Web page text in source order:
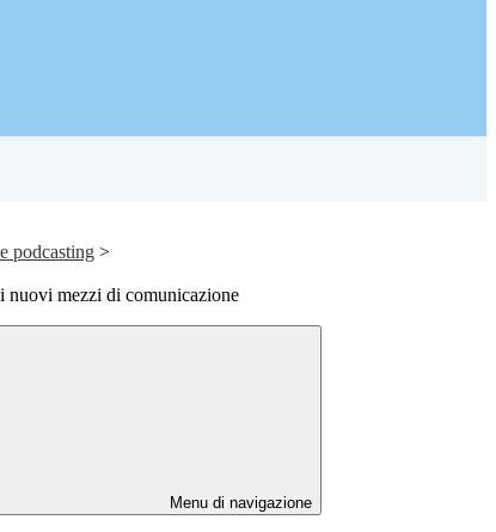
podcasting >
nuovi mezzi di comunicazione
Menu di navigazione